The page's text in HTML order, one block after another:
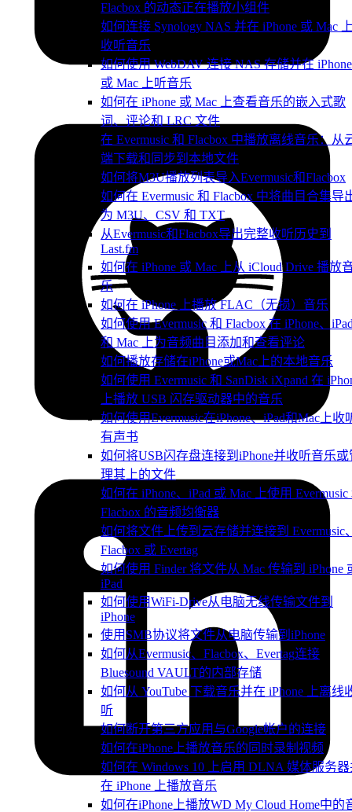
Flacbox 的动态正在播放小组件
如何连接 Synology NAS 并在 iPhone 或 Mac
收听音乐
如何使用 WebDAV 连接 NAS 存储并在 iPhone
或 Mac 上听音乐
如何在 iPhone 或 Mac 上查看音乐的嵌入式歌
词、评论和 LRC 文件
在 Evermusic 和 Flacbox 中播放离线音乐：从
端下载和同步到本地文件
如何将M3U播放列表导入Evermusic和Flacbox
如何在 Evermusic 和 Flacbox 中将曲目合集导
为 M3U、CSV 和 TXT
从Evermusic和Flacbox导出完整收听历史到
Last.fm
如何在 iPhone 或 Mac 上从 iCloud Drive 播放
乐
如何在 iPhone 上播放 FLAC（无损）音乐
如何使用 Evermusic 和 Flacbox 在 iPhone、
和 Mac 上为音频曲目添加和查看评论
如何播放存储在iPhone或Mac上的本地音乐
如何使用 Evermusic 和 SanDisk iXpand 在
上播放 USB 闪存驱动器中的音乐
如何使用Evermusic在iPhone、iPad和Mac上收
有声书
如何将USB闪存盘连接到iPhone并收听音乐或
理其上的文件
如何在 iPhone、iPad 或 Mac 上使用 Evermusic
Flacbox 的音频均衡器
如何将文件上传到云存储并连接到 Evermusic
Flacbox 或 Evertag
如何使用 Finder 将文件从 Mac 传输到 iPhone
iPad
如何使用WiFi-Drive从电脑无线传输文件到
iPhone
使用SMB协议将文件从电脑传输到iPhone
如何从Evermusic、Flacbox、Evertag连接
Bluesound VAULT的内部存储
如何从 YouTube 下载音乐并在 iPhone 上离线
听
如何断开第三方应用与Google帐户的连接
如何在iPhone上播放音乐的同时录制视频
如何在 Windows 10 上启用 DLNA 媒体服务
在 iPhone 上播放音乐
如何在iPhone上播放WD My Cloud Home中的